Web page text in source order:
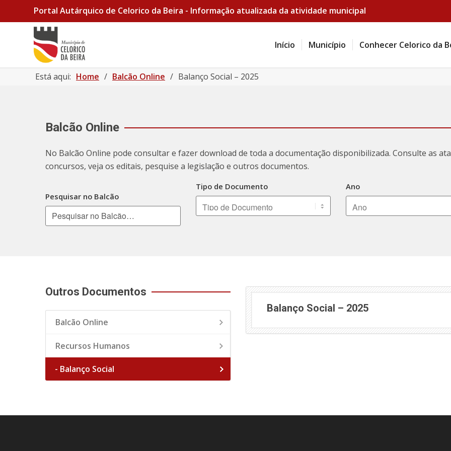
Portal Autárquico de Celorico da Beira - Informação atualizada da atividade municipal
Início Município Conhecer Celorico da
Está aqui: Home / Balcão Online / Balanço Social – 2025
Balcão Online
No Balcão Online pode consultar e fazer download de toda a documentação disponibilizada. Consulte as
concursos, veja os editais, pesquise a legislação e outros documentos.
Pesquisar no Balcão
Tipo de Documento Ano
Outros Documentos
Balcão Online
Recursos Humanos
- Balanço Social
Balanço Social – 2025